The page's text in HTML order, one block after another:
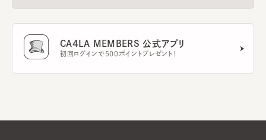
CA4LA MEMBERS 公式アプリ
初回ログインで500ポイントプレゼント！